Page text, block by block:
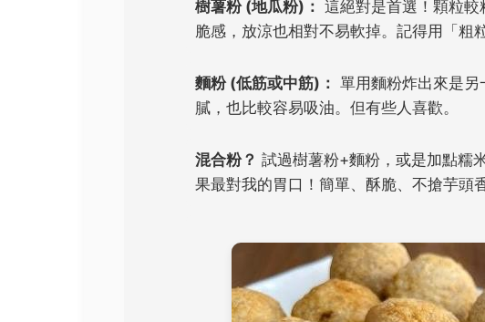
樹薯粉 (地瓜粉)： 這絕對是首選！顆粒
脆感，放涼也相對不易軟掉。記得用「粗
麵粉 (低筋或中筋)： 單用麵粉炸出來是
膩，也比較容易吸油。但有些人喜歡。
混合粉？ 試過樹薯粉+麵粉，或是加點糯
果最對我的胃口！簡單、酥脆、不搶芋頭香